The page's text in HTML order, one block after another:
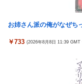
Google、Geminiが大
ー」に陥る
日本をダメにした総理
韓国人「熊本地震で見
当に作る感じがしない
首相官邸、高市首相の
倉持由香、息子の「
見逃していた乳幼児期
お姉さん派の俺がなぜち
￥733 (2026年8月8日 11:39 GMT